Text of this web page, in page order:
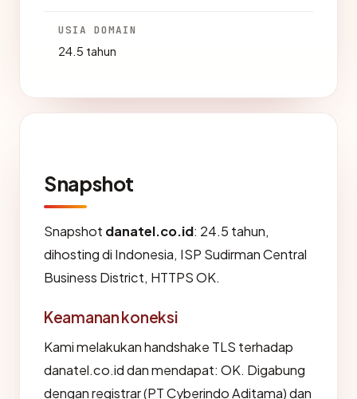
USIA DOMAIN
24.5 tahun
Snapshot
Snapshot danatel.co.id: 24.5 tahun,
dihosting di Indonesia, ISP Sudirman Central
Business District, HTTPS OK.
Keamanan koneksi
Kami melakukan handshake TLS terhadap
danatel.co.id dan mendapat: OK. Digabung
dengan registrar (PT Cyberindo Aditama) dan